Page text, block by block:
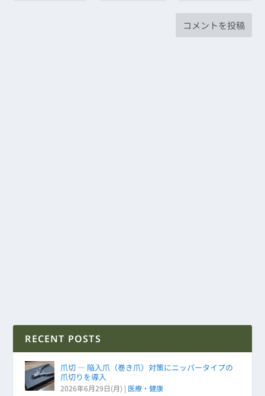
RECENT POSTS
爪切 ― 陥入爪（巻き爪）対策にニッパータイプの
爪切りを導入
2026年6月29日(月) | 医療・健康